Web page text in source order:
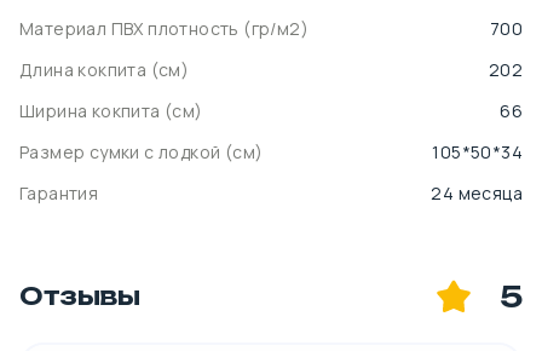
Материал ПВХ плотность (гр/м2)
700
Длина кокпита (cм)
202
Ширина кокпита (cм)
66
Размер сумки с лодкой (cм)
105*50*34
Гарантия
24 месяца
Отзывы 5